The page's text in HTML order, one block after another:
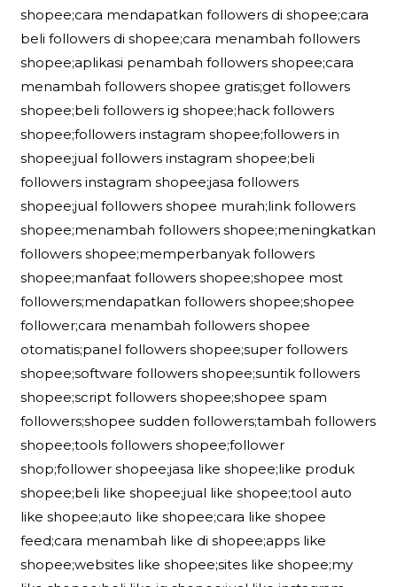
shopee;cara mendapatkan followers di shopee;cara
beli followers di shopee;cara menambah followers
shopee;aplikasi penambah followers shopee;cara
menambah followers shopee gratis;get followers
shopee;beli followers ig shopee;hack followers
shopee;followers instagram shopee;followers in
shopee;jual followers instagram shopee;beli
followers instagram shopee;jasa followers
shopee;jual followers shopee murah;link followers
shopee;menambah followers shopee;meningkatkan
followers shopee;memperbanyak followers
shopee;manfaat followers shopee;shopee most
followers;mendapatkan followers shopee;shopee
follower;cara menambah followers shopee
otomatis;panel followers shopee;super followers
shopee;software followers shopee;suntik followers
shopee;script followers shopee;shopee spam
followers;shopee sudden followers;tambah followers
shopee;tools followers shopee;follower
shop;follower shopee;jasa like shopee;like produk
shopee;beli like shopee;jual like shopee;tool auto
like shopee;auto like shopee;cara like shopee
feed;cara menambah like di shopee;apps like
shopee;websites like shopee;sites like shopee;my